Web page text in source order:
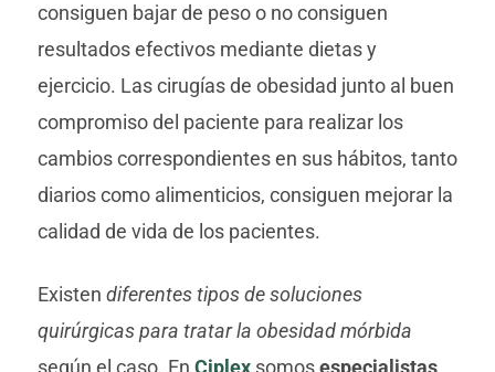
consiguen bajar de peso o no consiguen
resultados efectivos mediante dietas y
ejercicio. Las cirugías de obesidad junto al buen
compromiso del paciente para realizar los
cambios correspondientes en sus hábitos, tanto
diarios como alimenticios, consiguen mejorar la
calidad de vida de los pacientes.
Existen diferentes tipos de soluciones
quirúrgicas para tratar la obesidad mórbida
según el caso. En Ciplexsomosespecialistas